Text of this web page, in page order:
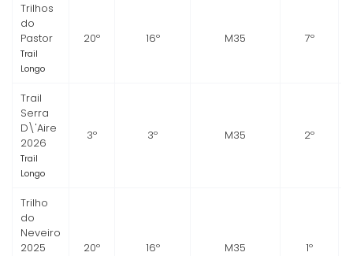
Trilhos
do
Pastor
Trail
Longo
20º 16º M35 7º
Trail
Serra
D\'Aire
2026
Trail
Longo
3º 3º M35 2º
Trilho
do
Neveiro
2025
20º 16º M35 1º